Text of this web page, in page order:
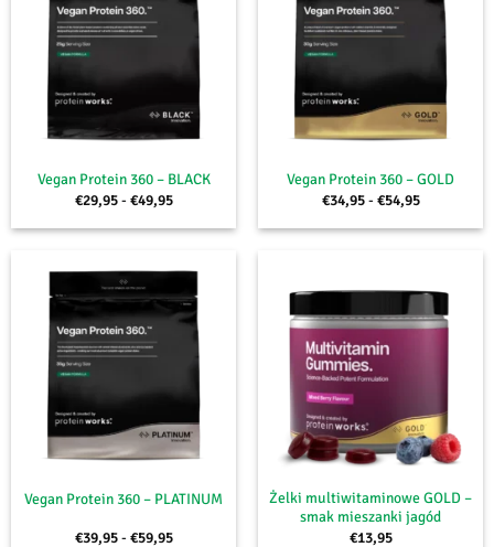
Vegan Protein 360 – BLACK
€29,95 - €49,95Zakres
od
€49,95
Vegan Protein 360 – GOLD
€34,95 - €54,95Zakres
od
Vegan Protein 360 – PLATINUM
€39,95 - €59,95Zakres
Żelki multiwitaminowe GOLD –
smak mieszanki jagód
€13,95